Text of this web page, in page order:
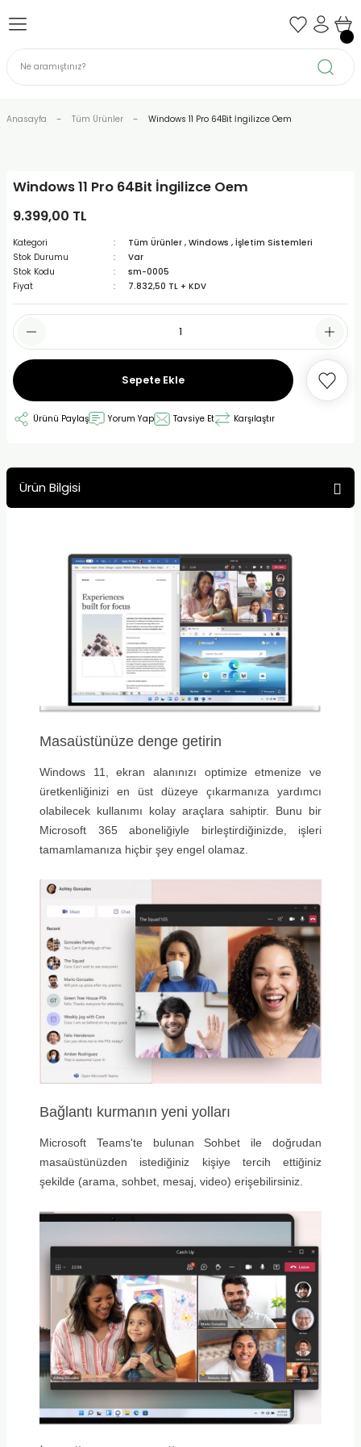
Lenovo
Hp
Yazılımları
Programları
Anasayfa Tüm Ürünler Windows 11 Pro 64Bit İngilizce Oem
Windows 11 Pro 64Bit İngilizce Oem
9.399,00 TL
Kategori Tüm Ürünler , Windows , İşletim Sistemleri
Stok Durumu
Var
Stok Kodu
sm-0005
Fiyat
7.832,50 TL + KDV
Sepete Ekle
Ürünü Paylaş Yorum Yap Tavsiye Et Karşılaştır
Ürün Bilgisi
Masaüstünüze denge getirin
Windows 11, ekran alanınızı optimize etmenize ve
üretkenliğinizi en üst düzeye çıkarmanıza yardımcı
olabilecek kullanımı kolay araçlara sahiptir. Bunu bir
Microsoft 365 aboneliğiyle birleştirdiğinizde, işleri
tamamlamanıza hiçbir şey engel olamaz.
Bağlantı kurmanın yeni yolları
Microsoft Teams'te bulunan Sohbet ile doğrudan
masaüstünüzden istediğiniz kişiye tercih ettiğiniz
şekilde (arama, sohbet, mesaj, video) erişebilirsiniz.